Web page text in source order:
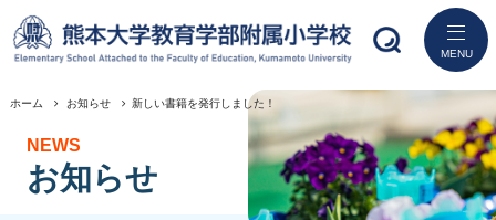
ホーム お知らせ 新しい書籍を発行しました！
お知らせ
NEWS
MENU
ホーム
学校紹介